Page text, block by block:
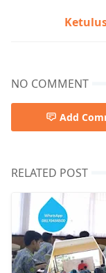
NO COMMENT
Add
RELATED POST